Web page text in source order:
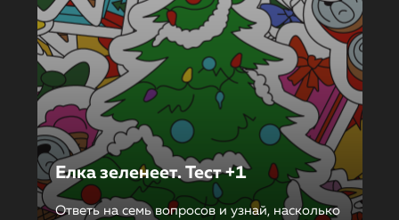
Елка зеленеет. Тест +1
Ответь на семь вопросов и узнай, насколько